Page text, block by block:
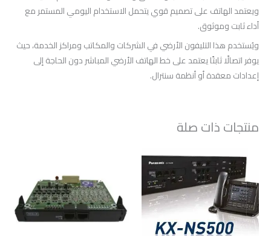
ويعتمد الهاتف على تصميم قوي يتحمل الاستخدام اليومي المستمر مع
أداء ثابت وموثوق.
ويُستخدم هذا التليفون الأرضي في الشركات والمكاتب ومراكز الخدمة، حيث
يوفر اتصالًا ثابتًا يعتمد على خط الهاتف الأرضي المباشر دون الحاجة إلى
إعدادات معقدة أو أنظمة سنترال.
منتجات ذات صلة